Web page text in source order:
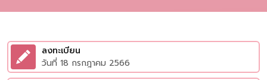
ลงทะเบียน
วันที่ 18 กรกฎาคม 2566